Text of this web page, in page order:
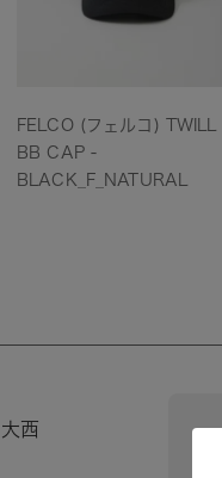
FELCO (フェルコ) TWILL
BB CAP -
BLACK_F_NATURAL
西